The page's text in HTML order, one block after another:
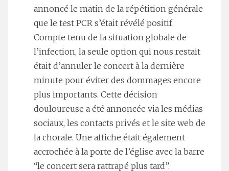
annoncé le matin de la répétition générale
que le test PCR s’était révélé positif.
Compte tenu de la situation globale de
l’infection, la seule option qui nous restait
était d’annuler le concert à la dernière
minute pour éviter des dommages encore
plus importants. Cette décision
douloureuse a été annoncée via les médias
sociaux, les contacts privés et le site web de
la chorale. Une affiche était également
accrochée à la porte de l’église avec la barre
“le concert sera rattrapé plus tard”.